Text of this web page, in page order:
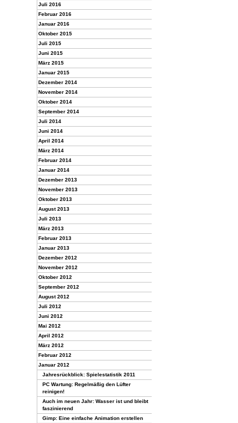
Juli 2016
Februar 2016
Januar 2016
Oktober 2015
Juli 2015
Juni 2015
März 2015
Januar 2015
Dezember 2014
November 2014
Oktober 2014
September 2014
Juli 2014
Juni 2014
April 2014
März 2014
Februar 2014
Januar 2014
Dezember 2013
November 2013
Oktober 2013
August 2013
Juli 2013
März 2013
Februar 2013
Januar 2013
Dezember 2012
November 2012
Oktober 2012
September 2012
August 2012
Juli 2012
Juni 2012
Mai 2012
April 2012
März 2012
Februar 2012
Januar 2012
Jahresrückblick: Spielestatistik 2011
PC Wartung: Regelmäßig den Lüfter
reinigen!
Auch im neuen Jahr: Wasser ist und bleibt
faszinierend
Gimp: Eine einfache Animation erstellen